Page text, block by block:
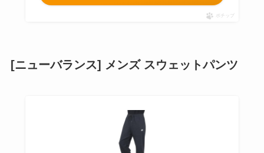
ポチップ
[ニューバランス] メンズ スウェットパンツ